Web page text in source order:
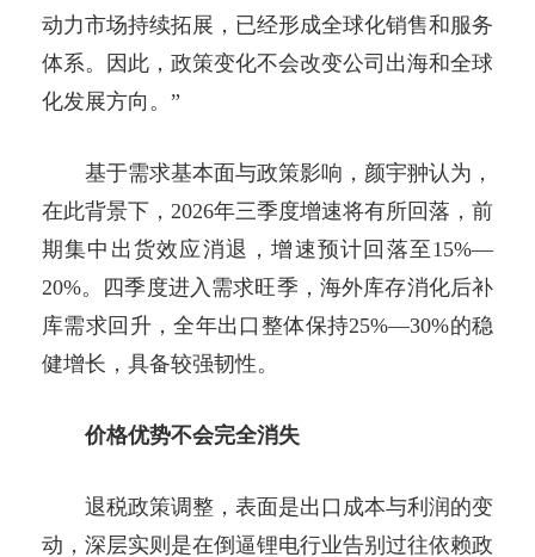
动力市场持续拓展，已经形成全球化销售和服务
体系。因此，政策变化不会改变公司出海和全球
化发展方向。”
基于需求基本面与政策影响，颜宇翀认为，
在此背景下，2026年三季度增速将有所回落，前
期集中出货效应消退，增速预计回落至15%—
20%。四季度进入需求旺季，海外库存消化后补
库需求回升，全年出口整体保持25%—30%的稳
健增长，具备较强韧性。
价格优势不会完全消失
退税政策调整，表面是出口成本与利润的变
动，深层实则是在倒逼锂电行业告别过往依赖政